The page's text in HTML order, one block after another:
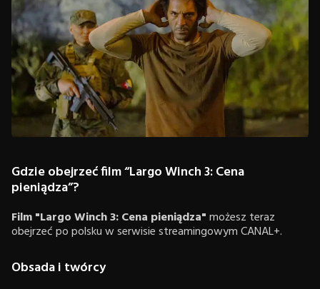
Gdzie obejrzeć film “Largo Winch 3: Cena
pieniądza”?
Film "Largo Winch 3: Cena pieniądza"możesz teraz
obejrzeć po polsku w serwisie streamingowym CANAL+.
Obsada i twórcy